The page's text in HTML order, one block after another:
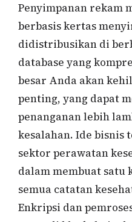
Penyimpanan rekam
berbasis kertas
didistribusikan di
database yang
besar Anda akan
penting, yang dapat
penanganan lebih
kesalahan. Ide bisnis
sektor perawatan
dalam membuat satu
semua catatan
Enkripsi dan